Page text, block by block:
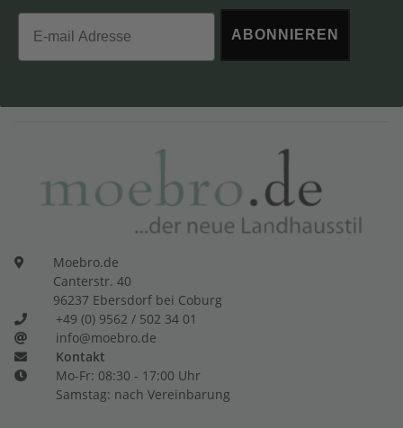
Email
ABONNIEREN
Moebro.de
Canterstr. 40
96237 Ebersdorf bei Coburg
+49 (0) 9562 / 502 34 01
info@moebro.de
Kontakt
Mo-Fr: 08:30 - 17:00 Uhr
Samstag: nach Vereinbarung